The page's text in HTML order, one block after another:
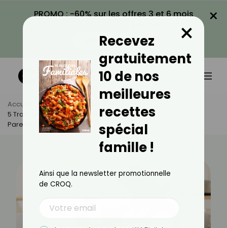
PROMO : -60% sur les offres 3 et 6 mois
VOIR LA PROMO
×
Accueil Actus
Famille
5 Traits De Caractère D’enfants Qui Ont Vécu Sans Grands-
Parents
Recevez
gratuitement
10 de nos
meilleures
recettes
spécial
famille !
×
Ainsi que la newsletter promotionnelle
de CROQ.